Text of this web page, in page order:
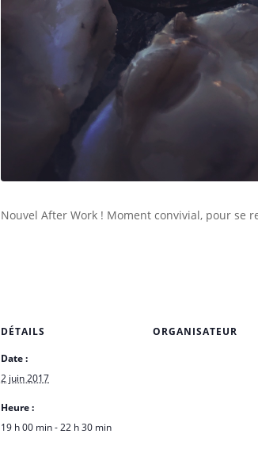
Nouvel After Work ! Moment convivial, pour se
DÉTAILS
Date :
2 juin 2017
Heure :
19 h 00 min - 22 h 30 min
ORGANISATEUR